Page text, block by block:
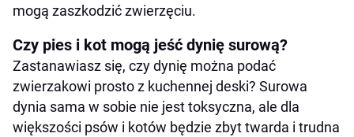
mogą zaszkodzić zwierzęciu.
Czy pies i kot mogą jeść dynię surową?
Zastanawiasz się, czy dynię można podać
zwierzakowi prosto z kuchennej deski? Surowa
dynia sama w sobie nie jest toksyczna, ale dla
większości psów i kotów będzie zbyt twarda i trudna